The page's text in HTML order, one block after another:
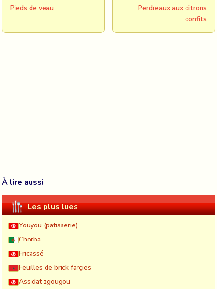
Pieds de veau
Perdreaux aux citrons
confits
À lire aussi
Les plus lues
Youyou (patisserie)
Chorba
Fricassé
Feuilles de brick farçies
Assidat zgougou